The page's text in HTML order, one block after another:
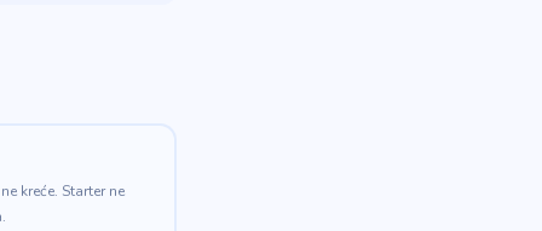
kreće. Starter ne